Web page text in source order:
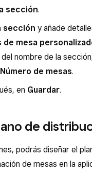
sección.
sección y añade
de mesa
nombre de la
Número de mesas.
en Guardar.
de
podrás diseñar el
de mesas en la